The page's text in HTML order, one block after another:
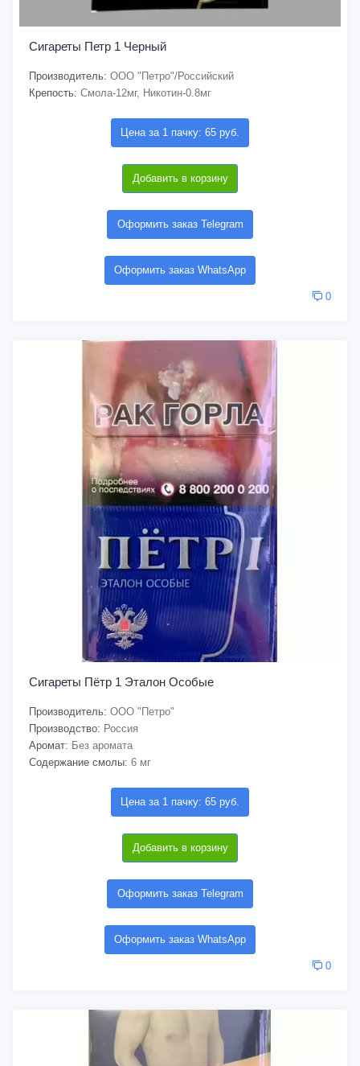
Сигареты Петр 1 Черный
Производитель: ООО "Петро"/Российский
Крепость: Смола-12мг, Никотин-0.8мг
Цена за 1 пачку: 65 руб.
Добавить в корзину
Оформить заказ Telegram
Оформить заказ WhatsApp
0
Сигареты Пётр 1 Эталон Особые
Производитель: ООО "Петро"
Производство: Россия
Аромат: Без аромата
Содержание смолы: 6 мг
Цена за 1 пачку: 65 руб.
Добавить в корзину
Оформить заказ Telegram
Оформить заказ WhatsApp
0